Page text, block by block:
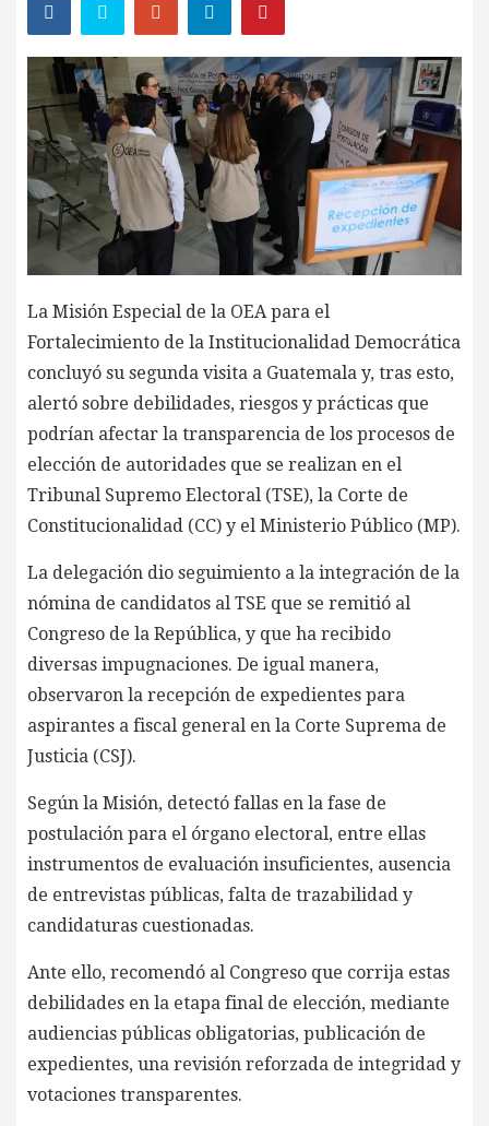
La Misión Especial de la OEA para el
Fortalecimiento de la Institucionalidad Democrática
concluyó su segunda visita a Guatemala y, tras esto,
alertó sobre debilidades, riesgos y prácticas que
podrían afectar la transparencia de los procesos de
elección de autoridades que se realizan en el
Tribunal Supremo Electoral (TSE), la Corte de
Constitucionalidad (CC) y el Ministerio Público (MP).
La delegación dio seguimiento a la integración de la
nómina de candidatos al TSE que se remitió al
Congreso de la República, y que ha recibido
diversas impugnaciones. De igual manera,
observaron la recepción de expedientes para
aspirantes a fiscal general en la Corte Suprema de
Justicia (CSJ).
Según la Misión, detectó fallas en la fase de
postulación para el órgano electoral, entre ellas
instrumentos de evaluación insuficientes, ausencia
de entrevistas públicas, falta de trazabilidad y
candidaturas cuestionadas.
Ante ello, recomendó al Congreso que corrija estas
debilidades en la etapa final de elección, mediante
audiencias públicas obligatorias, publicación de
expedientes, una revisión reforzada de integridad y
votaciones transparentes.